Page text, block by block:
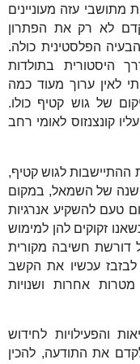
עזה מעוניינים
לא רק את הפתרון
הפלסטינית כולה.
היסטורית בתולדות
לאין ערוך מעוד כמה
של גוש קטיף כולו.
קונצנזוס לאומי רחב
ההתיישבות לגוש קטיף,
של השמאל, במקום
טעם להשקיע אנרגיות
זקוקים להן למימוש
דורשת חשיבה מקורית
לבזבז עכשיו את הקשב
אחרות ושנויות
והפעילויות לחידוש
את התודעה, להכין